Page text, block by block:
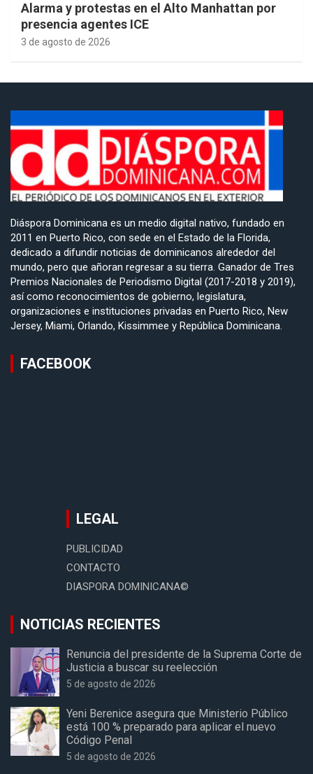
Alarma y protestas en el Alto Manhattan por
presencia agentes ICE
3 de agosto de 2026
Diáspora Dominicana es un medio digital nativo, fundado en
2011 en Puerto Rico, con sede en el Estado de la Florida,
dedicado a difundir noticias de dominicanos alrededor del
mundo, pero que añoran regresar a su tierra. Ganador de Tres
Premios Nacionales de Periodismo Digital (2017-2018 y 2019),
así como reconocimientos de gobierno, legislatura,
organizaciones e instituciones privadas en Puerto Rico, New
Jersey, Miami, Orlando, Kissimmee y República Dominicana.
FACEBOOK
LEGAL
PUBLICIDAD
CONTACTO
DIASPORA DOMINICANA©
NOTICIAS RECIENTES
Renuncia del presidente de la Suprema Corte de
Justicia a buscar su reelección
5 de agosto de 2026
Yeni Berenice asegura que Ministerio Público
está 100 % preparado para aplicar el nuevo
Código Penal
5 de agosto de 2026